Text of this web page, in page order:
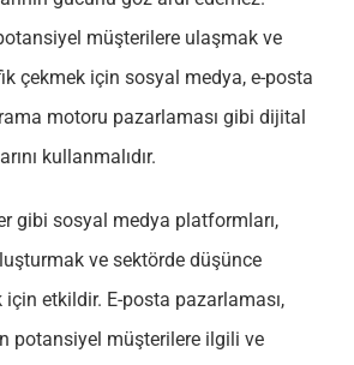
müşterilere ulaşmak ve
çekmek için sosyal medya, e-posta
motoru pazarlaması gibi dijital
kullanmalıdır.
gibi sosyal medya platformları,
ve sektörde düşünce
etkildir. E-posta pazarlaması,
potansiyel müşterilere ilgili ve